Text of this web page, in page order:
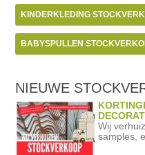
KINDERKLEDING
BABYSPULLEN
NIEUWE
Wij
samples,